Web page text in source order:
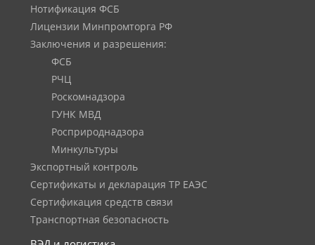
Нотификация ФСБ
Лицензии Минпромторга РФ
Заключения и разрешения:
ФСБ
РЧЦ
Роскомнадзора
ГУНК МВД
Росприроднадзора
Минкультуры
Экспортный контроль
Сертификаты и декларация ТР ЕАЭС
Сертификация средств связи
Транспортная безопасность